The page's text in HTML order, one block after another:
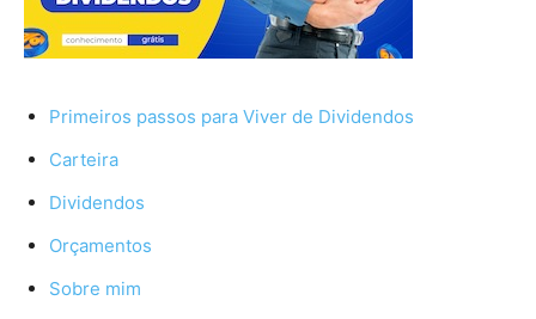
Primeiros passos para Viver de Dividendos
Carteira
Dividendos
Orçamentos
Sobre mim